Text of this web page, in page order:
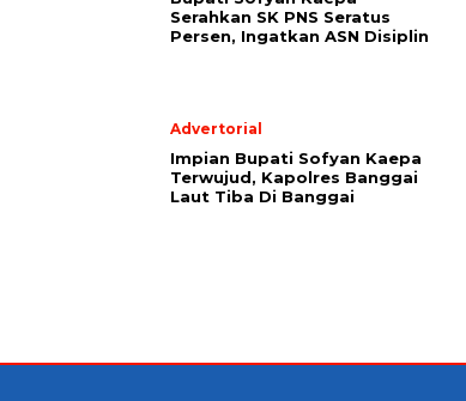
Serahkan SK PNS Seratus
Persen, Ingatkan ASN Disiplin
Advertorial
Impian Bupati Sofyan Kaepa
Terwujud, Kapolres Banggai
Laut Tiba Di Banggai